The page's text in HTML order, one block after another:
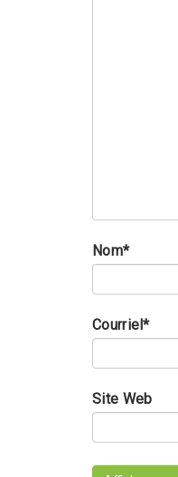
Nom*
Courriel*
Site Web